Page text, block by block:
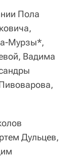
Пола
Мурзы*,
Вадима
Дульцев,